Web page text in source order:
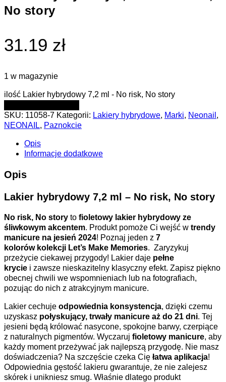
No story
31.19 zł
1 w magazynie
ilość Lakier hybrydowy 7,2 ml - No risk, No story
SKU: 11058-7 Kategorii: Lakiery hybrydowe, Marki, Neonail ,
NEONAIL, Paznokcie
Opis
Informacje dodatkowe
Opis
Lakier hybrydowy 7,2 ml – No risk, No story
No risk, No story to fioletowy lakier hybrydowy ze
śliwkowym akcentem. Produkt pomoże Ci wejść w trendy
manicure na jesień 2024! Poznaj jeden z 7
kolorów kolekcji Let’s Make Memories. Zaryzykuj
przeżycie ciekawej przygody! Lakier daje pełne
krycie i zawsze nieskazitelny klasyczny efekt. Zapisz piękno
obecnej chwili we wspomnieniach lub na fotografiach,
pozując do nich z atrakcyjnym manicure.
Lakier cechuje odpowiednia konsystencja, dzięki czemu
uzyskasz połyskujący, trwały manicure aż do 21 dni. Tej
jesieni będą królować nasycone, spokojne barwy, czerpiące
z naturalnych pigmentów. Wyczaruj fioletowy manicure, aby
każdy moment przeżywać jak najlepszą przygodę. Nie masz
doświadczenia? Na szczęście czeka Cię łatwa aplikacja!
Odpowiednia gęstość lakieru gwarantuje, że nie zalejesz
skórek i unikniesz smug. Właśnie dlatego produkt